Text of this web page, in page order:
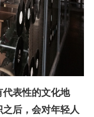
表性的文化地
后，会对年轻人